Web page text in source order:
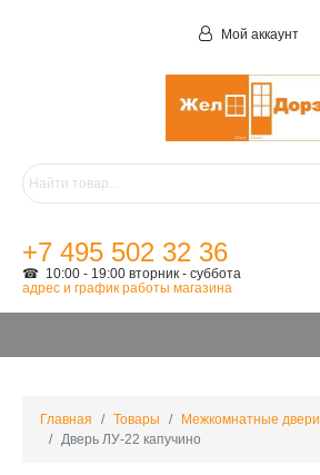
Мой аккаунт
+7 495 502 32 36
☎ 10:00 - 19:00 вторник - суббота
адрес и график работы магазина
Главная Товары Межкомнатные двери
Дверь ЛУ-22 капучино